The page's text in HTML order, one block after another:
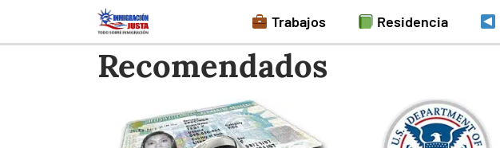
al
Trabajos Residencia
Recomendados